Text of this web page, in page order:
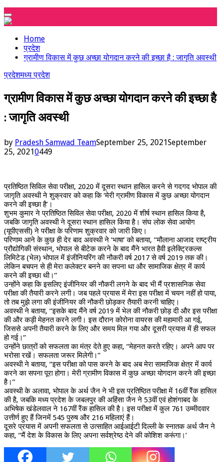
Primary
Menu
Home
प्रदेश
ग्रामीण विकास में कुछ अच्छा योगदान करने की इच्छा है : जागृति अवस्थी
प्रदेशमध्य प्रदेश
ग्रामीण विकास में कुछ अच्छा योगदान करने की इच्छा है
: जागृति अवस्थी
by Pradesh Samwad TeamSeptember 25, 2021September
25, 20210449
प्रतिष्ठित सिविल सेवा परीक्षा, 2020 में दूसरा स्थान हासिल करने से गदगद भोपाल की
जागृति अवस्थी ने शुक्रवार को कहा कि ‘मेरी ग्रामीण विकास में कुछ अच्छा योगदान
करने की इच्छा है’।
शुभम कुमार ने प्रतिष्ठित सिविल सेवा परीक्षा, 2020 में शीर्ष स्थान हासिल किया है,
जबकि जागृति अवस्थी ने दूसरा स्थान हासिल किया है। संघ लोक सेवा आयोग
(यूपीएससी) ने परीक्षा के परिणाम शुक्रवार को जारी किए।
परिणाम आने के कुछ ही देर बाद अवस्थी ने ‘भाषा’ को बताया, ‘‘मौलाना आजाद राष्ट्रीय
प्रौद्योगिकी संस्थान, भोपाल से बीटेक करने के बाद मैंने भारत हैवी इलेक्ट्रिकल्स
लिमिटेड (भेल) भोपाल में इंजीनियरिंग की नौकरी वर्ष 2017 से वर्ष 2019 तक की।
लेकिन बचपन से ही मेरा कलेक्टर बनने का सपना था और सामाजिक क्षेत्र में कार्य
करने की इच्छा थी।’’
उन्होंने कहा कि इसलिए इंजीनियर की नौकरी लगने के बाद भी मैं प्रशासनिक सेवा
परीक्षा की तैयारी करने लगी। जब पहले प्रयास में मेरा इस परीक्षा में चयन नहीं हो पाया,
तो तब मुझे लगा की इंजीनियर की नौकरी छोड़कर तैयारी करनी चाहिए।
अवस्थी ने बताया, ‘‘इसके बाद मैंने वर्ष 2019 में भेल की नौकरी छोड़ दी और इस परीक्षा
की और कड़ी मेहनत करने लगी। इस दौरान कोरोना वायरस की महामारी आ गई,
जिससे अपनी तैयारी करने के लिए और समय मिल गया और दूसरी प्रयास में ही सफल
हो गई।’’
उन्होंने छात्रों को सफलता का मंत्र देते हुए कहा, ‘‘मेहनत करते रहिए। अपने आप पर
भरोसा रखें। सफलता जरूर मिलेगी।’’
अवस्थी ने बताया, ‘‘इस परीक्षा को पास करने के बाद अब मेरा सामाजिक क्षेत्र में कार्य
करने का सपना पूरा होगा। मेरी ग्रामीण विकास में कुछ अच्छा योगदान करने की इच्छा
है।’’
अवस्थी के अलावा, भोपाल के अर्थ जैन ने भी इस प्रतिष्ठित परीक्षा में 16वीं रैंक हासिल
की है, जबकि मध्य प्रदेश के जबलपुर की अहिंसा जैन ने 53वीं एवं होशंगाबद के
अभिषेक खंडेलवाल ने 167वीं रैंक हासिल की है। इस परीक्षा में कुल 761 उम्मीदवार
उत्तीर्ण हुए हैं जिनमें 545 पुरुष और 216 महिलाएं हैं।
दूसरे प्रयास में अपनी सफलता से उत्साहित आईआईटी दिल्ली के स्नातक अर्थ जैन ने
कहा, ‘‘मैं देश के विकास के लिए अपना सर्वश्रेष्ठ देने की कोशिश करूंगा।’